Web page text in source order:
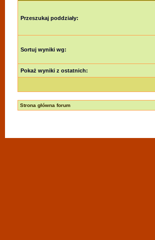
Przeszukaj poddziały:
Sortuj wyniki wg:
Pokaż wyniki z ostatnich:
Strona główna forum